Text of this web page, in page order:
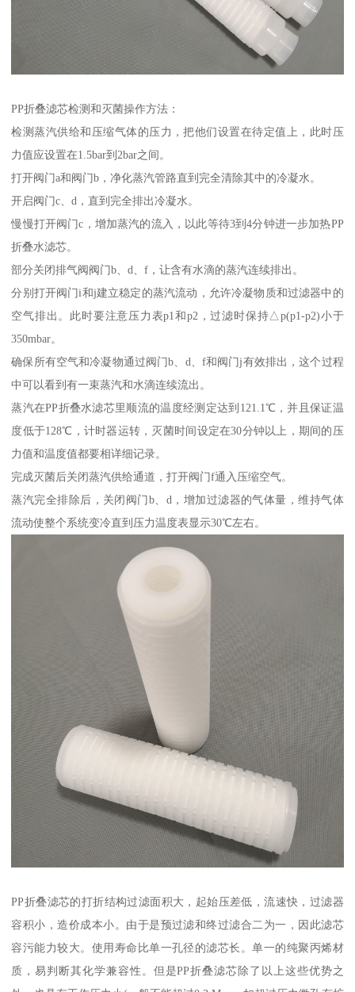
PP折叠滤芯检测和灭菌操作方法：
检测蒸汽供给和压缩气体的压力，把他们设置在待定值上，此时压
力值应设置在1.5bar到2bar之间。
打开阀门a和阀门b，净化蒸汽管路直到完全清除其中的冷凝水。
开启阀门c、d，直到完全排出冷凝水。
慢慢打开阀门c，增加蒸汽的流入，以此等待3到4分钟进一步加热PP
折叠水滤芯。
部分关闭排气阀阀门b、d、f，让含有水滴的蒸汽连续排出。
分别打开阀门i和j建立稳定的蒸汽流动，允许冷凝物质和过滤器中的
空气排出。此时要注意压力表p1和p2，过滤时保持△p(p1-p2)小于
350mbar。
确保所有空气和冷凝物通过阀门b、d、f和阀门j有效排出，这个过程
中可以看到有一束蒸汽和水滴连续流出。
蒸汽在PP折叠水滤芯里顺流的温度经测定达到121.1℃，并且保证温
度低于128℃，计时器运转，灭菌时间设定在30分钟以上，期间的压
力值和温度值都要相详细记录。
完成灭菌后关闭蒸汽供给通道，打开阀门f通入压缩空气。
蒸汽完全排除后，关闭阀门b、d，增加过滤器的气体量，维持气体
流动使整个系统变冷直到压力温度表显示30℃左右。
PP折叠滤芯的打折结构过滤面积大，起始压差低，流速快，过滤器
容积小，造价成本小。由于是预过滤和终过滤合二为一，因此滤芯
容污能力较大。使用寿命比单一孔径的滤芯长。单一的纯聚丙烯材
质，易判断其化学兼容性。但是PP折叠滤芯除了以上这些优势之